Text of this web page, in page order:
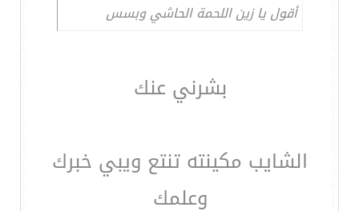
أقول يا زين اللحمة الحاشي وبسس
بشرني عنك
الشايب مكينته تنتع ويبي خبرك
وعلمك